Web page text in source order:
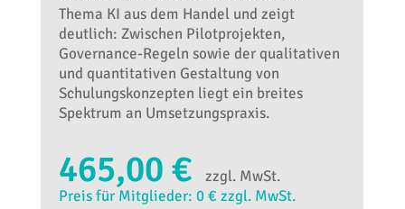
Thema KI aus dem Handel und zeigt
deutlich: Zwischen Pilotprojekten,
Governance-Regeln sowie der qualitativen
und quantitativen Gestaltung von
Schulungskonzepten liegt ein breites
Spektrum an Umsetzungspraxis.
465,00 €
zzgl. MwSt.
Preis für Mitglieder: 0 € zzgl. MwSt.